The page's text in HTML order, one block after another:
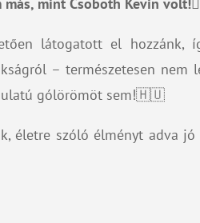
mint Csoboth Kevin volt!
látogatott el hozzánk,
– természetesen
gólörömöt sem!🇭🇺
életre szóló élményt adva